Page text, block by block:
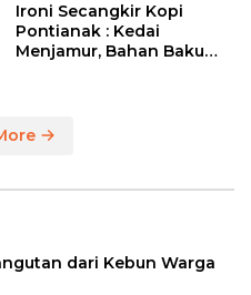
Ironi Secangkir Kopi
Pontianak : Kedai
Menjamur, Bahan Baku
dari Kebun Warga